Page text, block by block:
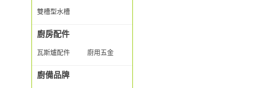
雙槽型水槽
廚房配件
瓦斯爐配件 廚用五金
廚備品牌